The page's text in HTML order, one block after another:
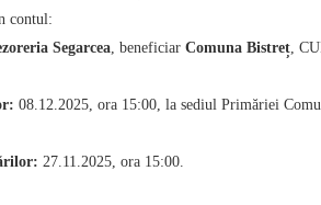
contul:
Segarcea, beneficiar Comuna Bistreț,
08.12.2025, ora 15:00, la sediul Primăriei
27.11.2025, ora 15:00.